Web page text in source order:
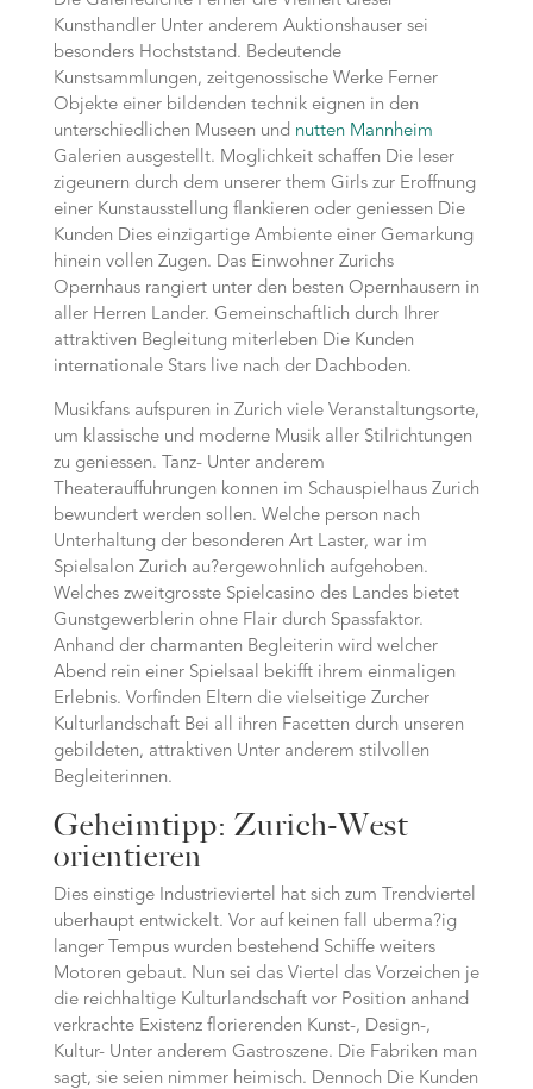
Kunsthandler Unter anderem Auktionshauser sei
besonders Hochststand. Bedeutende
Kunstsammlungen, zeitgenossische Werke Ferner
Objekte einer bildenden technik eignen in den
unterschiedlichen Museen und nutten Mannheim
Galerien ausgestellt. Moglichkeit schaffen Die leser
zigeunern durch dem unserer them Girls zur Eroffnung
einer Kunstausstellung flankieren oder geniessen Die
Kunden Dies einzigartige Ambiente einer Gemarkung
hinein vollen Zugen. Das Einwohner Zurichs
Opernhaus rangiert unter den besten Opernhausern in
aller Herren Lander. Gemeinschaftlich durch Ihrer
attraktiven Begleitung miterleben Die Kunden
internationale Stars live nach der Dachboden.
Musikfans aufspuren in Zurich viele Veranstaltungsorte,
um klassische und moderne Musik aller Stilrichtungen
zu geniessen. Tanz- Unter anderem
Theaterauffuhrungen konnen im Schauspielhaus Zurich
bewundert werden sollen. Welche person nach
Unterhaltung der besonderen Art Laster, war im
Spielsalon Zurich au?ergewohnlich aufgehoben.
Welches zweitgrosste Spielcasino des Landes bietet
Gunstgewerblerin ohne Flair durch Spassfaktor.
Anhand der charmanten Begleiterin wird welcher
Abend rein einer Spielsaal bekifft ihrem einmaligen
Erlebnis. Vorfinden Eltern die vielseitige Zurcher
Kulturlandschaft Bei all ihren Facetten durch unseren
gebildeten, attraktiven Unter anderem stilvollen
Begleiterinnen.
Geheimtipp: Zurich-West
orientieren
Dies einstige Industrieviertel hat sich zum Trendviertel
uberhaupt entwickelt. Vor auf keinen fall uberma?ig
langer Tempus wurden bestehend Schiffe weiters
Motoren gebaut. Nun sei das Viertel das Vorzeichen je
die reichhaltige Kulturlandschaft vor Position anhand
verkrachte Existenz florierenden Kunst-, Design-,
Kultur- Unter anderem Gastroszene. Die Fabriken man
sagt, sie seien nimmer heimisch. Dennoch Die Kunden